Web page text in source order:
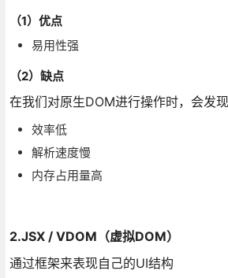
（1）优点
易用性强
（2）缺点
在我们对原生DOM进行操作时，会发
效率低
解析速度慢
内存占用量高
2.JSX / VDOM（虚拟DOM）
通过框架来表现自己的UI结构